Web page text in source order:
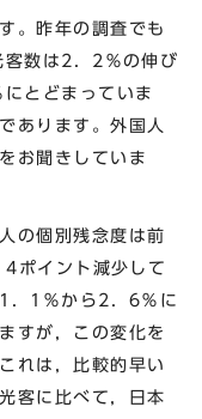
。昨年の調査でも
数は2．2％の伸び
とどまっていま
あります。外国人
お聞きしていま
の個別残念度は前
ポイント減少して
．1％から2．6％に
すが，この変化を
れは，比較的早い
客に比べて，日本